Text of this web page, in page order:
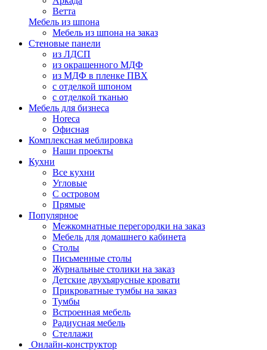
Ветта
Мебель из шпона
Мебель из шпона на заказ
Стеновые панели
из ЛДСП
из окрашенного МДФ
из МДФ в пленке ПВХ
с отделкой шпоном
с отделкой тканью
Мебель для бизнеса
Horeca
Офисная
Комплексная меблировка
Наши проекты
Кухни
Все кухни
Угловые
С островом
Прямые
Популярное
Межкомнатные перегородки на заказ
Мебель для домашнего кабинета
Столы
Письменные столы
Журнальные столики на заказ
Детские двухъярусные кровати
Прикроватные тумбы на заказ
Тумбы
Встроенная мебель
Радиусная мебель
Стеллажи
Онлайн-конструктор